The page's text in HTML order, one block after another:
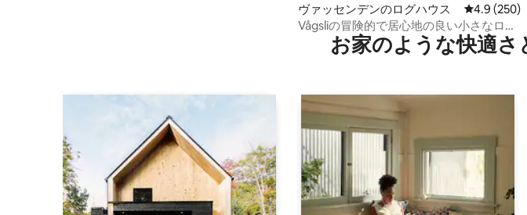
ヴァッセンデンのログハウス レビュー
4.9 (250)
Vågsliの冒険的で居心地の良い小さなログ
ハウスお家のような快⁠適⁠さ⁠